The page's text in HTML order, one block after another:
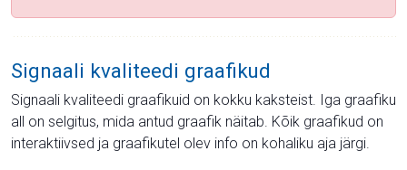
Signaali kvaliteedi graafikud
Signaali kvaliteedi graafikuid on kokku kaksteist. Iga graafiku
all on selgitus, mida antud graafik näitab. Kõik graafikud on
interaktiivsed ja graafikutel olev info on kohaliku aja järgi.